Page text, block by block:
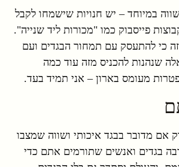
במיוחד – יש חנויות שישמחו לקבל
פייסבוק כמו "מכורות ליד שנייה".
כי להתעסק עם תמחור הבגדים ועם
שנהנות להכניס מזה עוד כמה
מעומס בארון – אני תמיד בעד.
אם מדובר בבגד איכותי ושווה שמצבו
בגדים ואנשים שתורמים אתם כדי